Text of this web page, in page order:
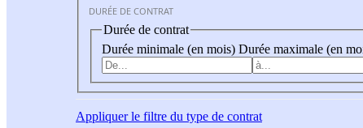
DURÉE DE CONTRAT
Durée de contrat
Durée minimale (en mois) Durée maximale (en
Appliquerle filtre du type de contrat